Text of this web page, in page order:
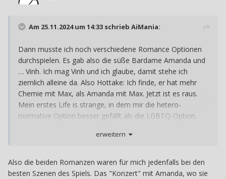
Am 25.11.2024 um 14:33 schrieb AiMania:
Dann musste ich noch verschiedene Romance Optionen
durchspielen. Es gab also die süße Bardame Amanda und
… Vinh. Ich mag Vinh und ich glaube, damit stehe ich
ziemlich alleine da. Also Hottake: Ich finde, er hat mehr
Chemie mit Max, als Amanda mit Max. Jetzt ist es raus.
Mein erstes Life is strange, in dem mir die hetero-
normative Option besser gefällt als die LGBTQ-Option.
beide für mich zu gewinnen, was das jetzt auch wieder
bisschen gefeiert hat. Ich lieb da alles dran.
erweitern
Also die beiden Romanzen waren für mich jedenfalls bei den
besten Szenen des Spiels. Das "Konzert" mit Amanda, wo sie